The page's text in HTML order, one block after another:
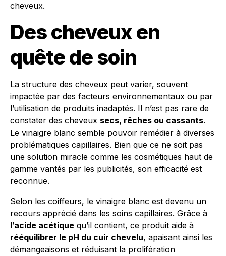
cheveux.
Des cheveux en
quête de soin
La structure des cheveux peut varier, souvent
impactée par des facteurs environnementaux ou par
l’utilisation de produits inadaptés. Il n’est pas rare de
constater des cheveux secs, rêches ou cassants.
Le vinaigre blanc semble pouvoir remédier à diverses
problématiques capillaires. Bien que ce ne soit pas
une solution miracle comme les cosmétiques haut de
gamme vantés par les publicités, son efficacité est
reconnue.
Selon les coiffeurs, le vinaigre blanc est devenu un
recours apprécié dans les soins capillaires. Grâce à
l’acide acétique qu’il contient, ce produit aide à
rééquilibrer le pH du cuir chevelu, apaisant ainsi les
démangeaisons et réduisant la prolifération